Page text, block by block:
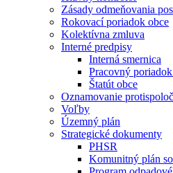
Zásady odmeňovania
Rokovací poriadok obce
Kolektívna zmluva
Interné predpisy
Interná smernica
Pracovný
Štatút obce
Oznamovanie
Voľby
Územný plán
Strategické dokumenty
PHSR
Komunitný plán